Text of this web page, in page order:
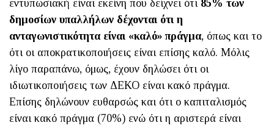
εντυπωσιακή είναι εκείνη που δείχνει ότι 85% των
δημοσίων υπαλλήλων δέχονται ότι η
ανταγωνιστικότητα είναι «καλό» πράγμα, όπως και το
ότι οι αποκρατικοποιήσεις είναι επίσης καλό. Μόλις
λίγο παραπάνω, όμως, έχουν δηλώσει ότι οι
ιδιωτικοποιήσεις των ΔΕΚΟ είναι κακό πράγμα.
Επίσης δηλώνουν ευθαρσώς και ότι ο καπιταλισμός
είναι κακό πράγμα (70%) ενώ ότι η αριστερά είναι